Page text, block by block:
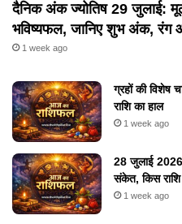
दैनिक अंक ज्योतिष 29 जुलाई:
भविष्यफल, जानिए शुभ अंक, रंग
1 week ago
ग्रहों की विशेष
राशि का हाल
1 week ago
28 जुलाई 2026
संकेत, किस
1 week ago